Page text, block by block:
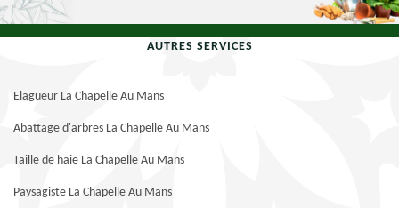
AUTRES SERVICES
Elagueur La Chapelle Au Mans
Abattage d'arbres La Chapelle Au Mans
Taille de haie La Chapelle Au Mans
Paysagiste La Chapelle Au Mans